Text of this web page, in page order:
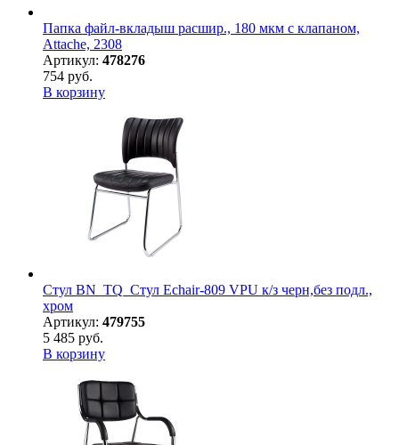
Папка файл-вкладыш расшир., 180 мкм с клапаном,
Attache, 2308
Артикул: 478276
754 руб.
В корзину
Стул BN_TQ_Стул Echair-809 VPU к/з черн,без подл.,
хром
Артикул: 479755
5 485 руб.
В корзину